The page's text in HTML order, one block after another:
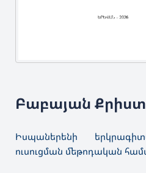
Բաբայան
Իսպաներենի
ուսուցման մեթոդական